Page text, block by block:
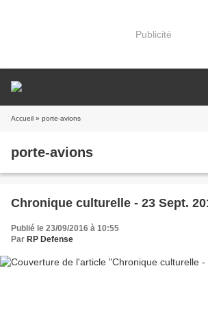
Publicité
Accueil » porte-avions
porte-avions
Chronique culturelle - 23 Sept.
Publié le 23/09/2016 à 10:55
Par RP Defense